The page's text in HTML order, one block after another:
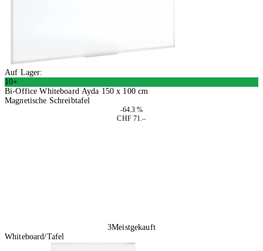
Auf Lager:
10+
Bi-Office Whiteboard Ayda 150 x 100 cm
Magnetische Schreibtafel
-64.3 %
CHF 71.–
3Meistgekauft
Whiteboard/Tafel